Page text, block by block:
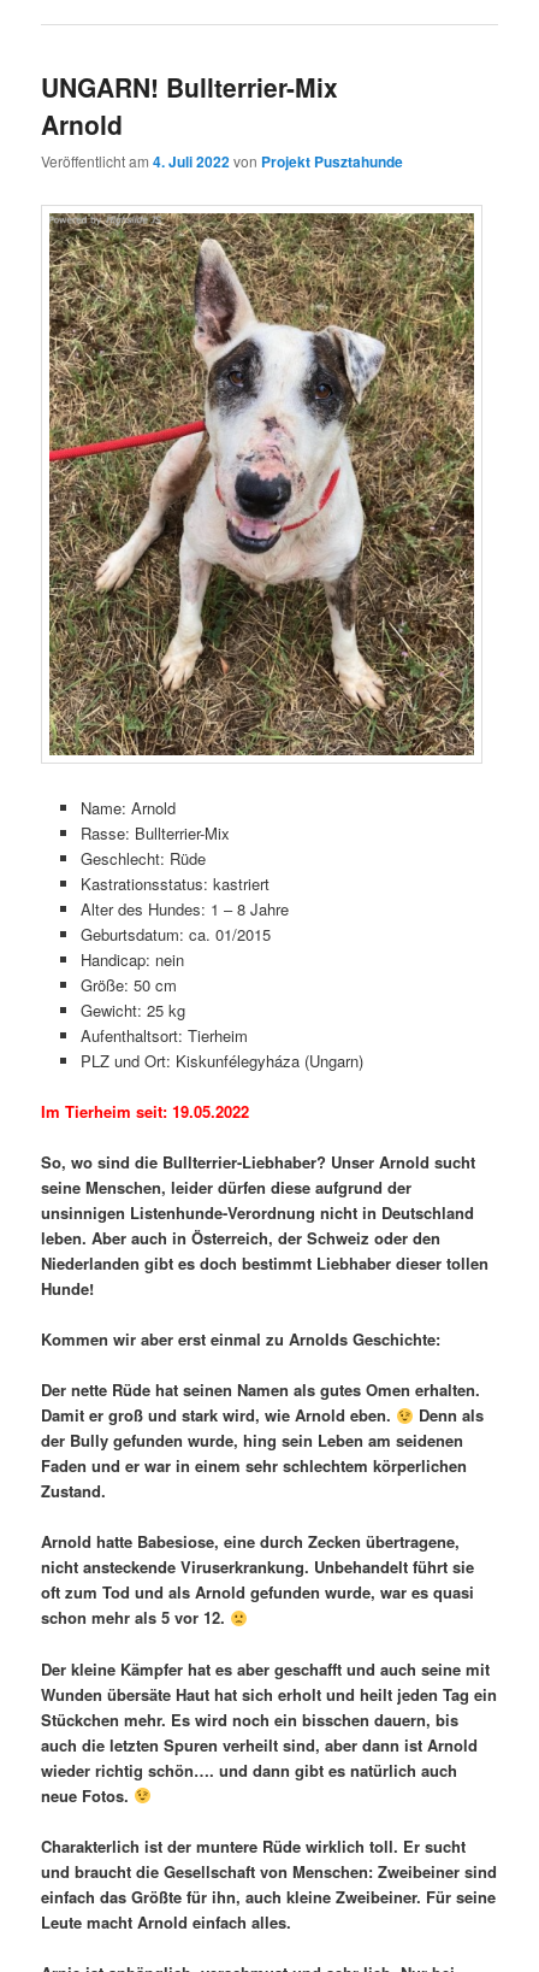
UNGARN! Bullterrier-Mix
Arnold
Veröffentlicht am4. Juli 2022von Projekt Pusztahunde
Name: Arnold
Rasse: Bullterrier-Mix
Geschlecht: Rüde
Kastrationsstatus: kastriert
Alter des Hundes: 1 – 8 Jahre
Geburtsdatum: ca. 01/2015
Handicap: nein
Größe: 50 cm
Gewicht: 25 kg
Aufenthaltsort: Tierheim
PLZ und Ort: Kiskunfélegyháza (Ungarn)
Im Tierheim seit: 19.05.2022
So, wo sind die Bullterrier-Liebhaber? Unser Arnold sucht
seine Menschen, leider dürfen diese aufgrund der
unsinnigen Listenhunde-Verordnung nicht in Deutschland
leben. Aber auch in Österreich, der Schweiz oder den
Niederlanden gibt es doch bestimmt Liebhaber dieser tollen
Hunde!
Kommen wir aber erst einmal zu Arnolds Geschichte:
Der nette Rüde hat seinen Namen als gutes Omen erhalten.
Damit er groß und stark wird, wie Arnold eben.
Denn als
der Bully gefunden wurde, hing sein Leben am seidenen
Faden und er war in einem sehr schlechtem körperlichen
Zustand.
Arnold hatte Babesiose, eine durch Zecken übertragene,
nicht ansteckende Viruserkrankung. Unbehandelt führt sie
oft zum Tod und als Arnold gefunden wurde, war es quasi
schon mehr als 5 vor 12.
Der kleine Kämpfer hat es aber geschafft und auch seine mit
Wunden übersäte Haut hat sich erholt und heilt jeden Tag ein
Stückchen mehr. Es wird noch ein bisschen dauern, bis
auch die letzten Spuren verheilt sind, aber dann ist Arnold
wieder richtig schön…. und dann gibt es natürlich auch
neue Fotos.
Charakterlich ist der muntere Rüde wirklich toll. Er sucht
und braucht die Gesellschaft von Menschen: Zweibeiner sind
einfach das Größte für ihn, auch kleine Zweibeiner. Für seine
Leute macht Arnold einfach alles.